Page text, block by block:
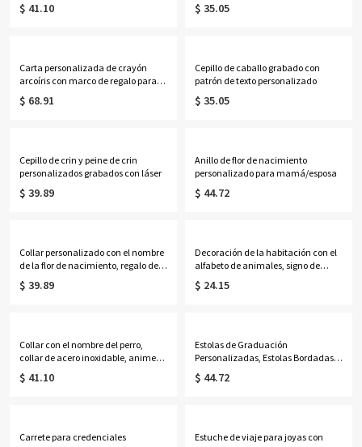
$ 41.10 $ 35.05
Carta personalizada de crayón
arcoíris con marco de regalo para
profesores
$ 68.91
Cepillo de caballo grabado con
patrón de texto personalizado
$ 35.05
Cepillo de crin y peine de crin
personalizados grabados con láser
$ 39.89
Anillo de flor de nacimiento
personalizado para mamá/esposa
$ 44.72
Collar personalizado con el nombre
de la flor de nacimiento, regalo de
cumpleaños, colgante con el
nombre de la joya para las mujeres
$ 39.89
Decoración de la habitación con el
alfabeto de animales, signo de
nombre personalizado, decoración
de la habitación del bebé, arte de la
$ 24.15
Collar con el nombre del perro,
collar de acero inoxidable, anime
mascota / gato de personalización
de la joyería, los recuerdos de regalo
$ 41.10
Estolas de Graduación
Personalizadas, Estolas Bordadas,
Regalos de Graduación/Regalo para
ella/él/estudiante/amigos
$ 44.72
Carrete para credenciales
Estuche de viaje para joyas con